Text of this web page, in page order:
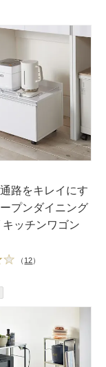
路をキレイにす
プンダイニング
キッチンワゴン
（ 12）